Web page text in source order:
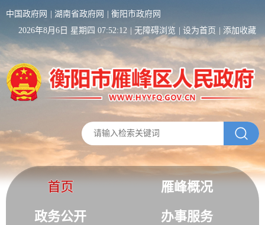
中国政府网 湖南省政府网
衡阳市政府网
2026年8月6日 星期四 07:52:12
无障碍浏览 设为首页 添加收藏
首页
雁峰概况
政务公开
办事服务